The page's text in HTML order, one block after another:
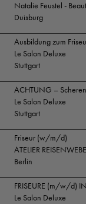
Natalie Feustel -
Duisburg
Ausbildung zum
Le Salon Deluxe
Stuttgart
ACHTUNG –
Le Salon Deluxe
Stuttgart
Friseur (w/m/d)
ATELIER
Berlin
FRISEURE (m/w/d)
Le Salon Deluxe